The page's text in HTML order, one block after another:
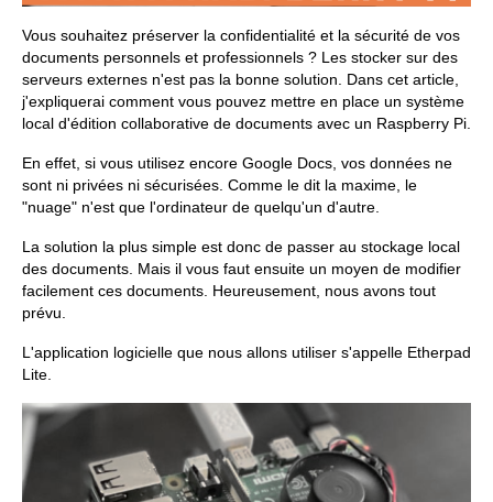
Vous souhaitez préserver la confidentialité et la sécurité de vos
documents personnels et professionnels ? Les stocker sur des
serveurs externes n'est pas la bonne solution. Dans cet article,
j'expliquerai comment vous pouvez mettre en place un système
local d'édition collaborative de documents avec un Raspberry Pi.
En effet, si vous utilisez encore Google Docs, vos données ne
sont ni privées ni sécurisées. Comme le dit la maxime, le
"nuage" n'est que l'ordinateur de quelqu'un d'autre.
La solution la plus simple est donc de passer au stockage local
des documents. Mais il vous faut ensuite un moyen de modifier
facilement ces documents. Heureusement, nous avons tout
prévu.
L'application logicielle que nous allons utiliser s'appelle Etherpad
Lite.